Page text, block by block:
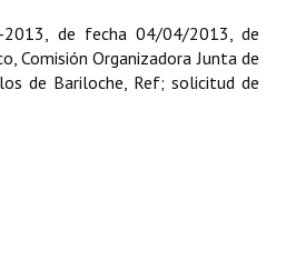
2013, de fecha 04/04/2013, de
Comisión Organizadora Junta de
de Bariloche, Ref; solicitud de